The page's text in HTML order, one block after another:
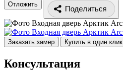
Отложить
Поделиться
Заказать замер Купить в один клик
Консультация